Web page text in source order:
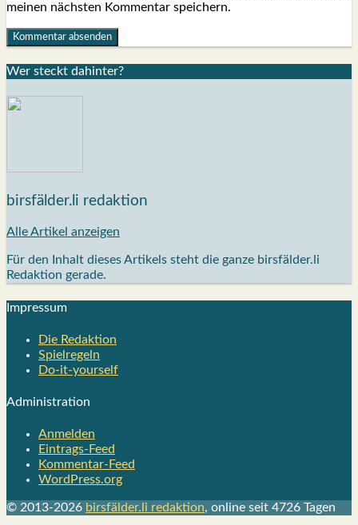
meinen nächsten Kommentar speichern.
Wer steckt dahin­ter?
birsfälder.li redaktion
Alle Artikel anzeigen
Für den Inhalt dieses Artikels steht die ganze birsfälder.li
Redaktion gerade.
Impres­sum
Die Redak­ti­on
Spiel­re­geln
Do-it-your­s­elf
Admi­nis­tra­ti­on
Anmelden
Eintrags-Feed
Kommentar-Feed
WordPress.org
© 2013-2026 birsfälder.li redaktion, online seit 4726 Tagen